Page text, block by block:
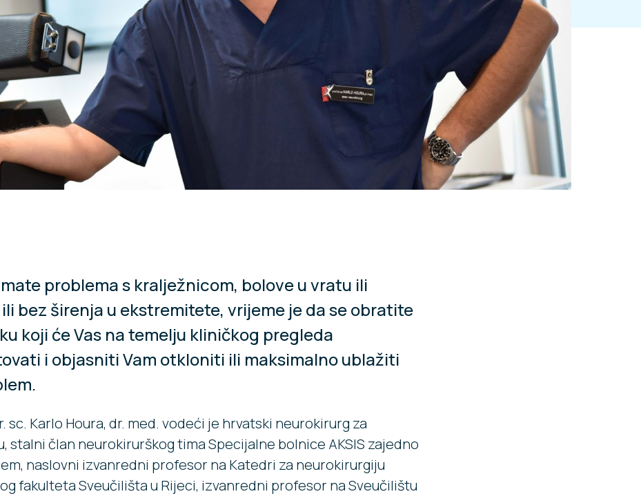
problema s kralježnicom, bolove u vratu ili
ili bez širenja u ekstremitete, vrijeme je da se obratite
koji će Vas na temelju kliničkog pregleda
i objasniti Vam otkloniti ili maksimalno ublažiti
sc. Karlo Houra, dr. med. vodeći je hrvatski neurokirurg za
stalni član neurokirurškog tima Specijalne bolnice AKSIS zajedno
naslovni izvanredni profesor na Katedri za neurokirurgiju
fakulteta Sveučilišta u Rijeci, izvanredni profesor na Sveučilištu